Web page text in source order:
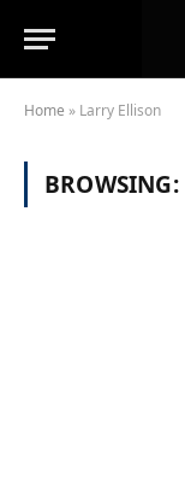
Home » Larry Ellison
BROWSING: